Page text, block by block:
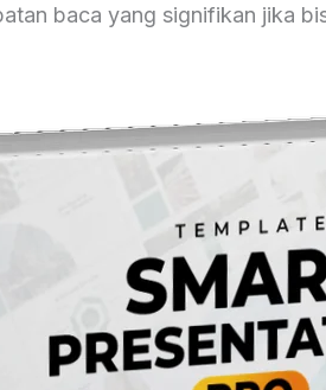
baca yang signifikan jika